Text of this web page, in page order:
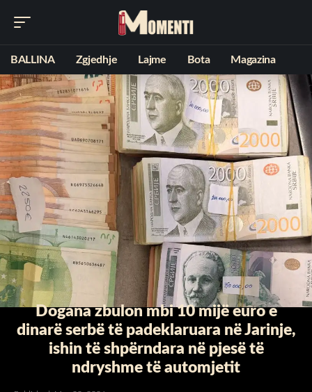
BALLINA Zgjedhje Lajme Bota Magazina
Dogana zbulon mbi 10 mijë euro e
dinarë serbë të padeklaruara në Jarinje,
ishin të shpërndara në pjesë të
ndryshme të automjetit